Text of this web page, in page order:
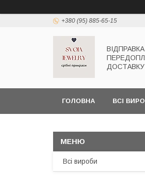
+380 (95) 885-65-15
ВІДПРАВКА
ГОЛОВНА ВСІ
Всі вироби